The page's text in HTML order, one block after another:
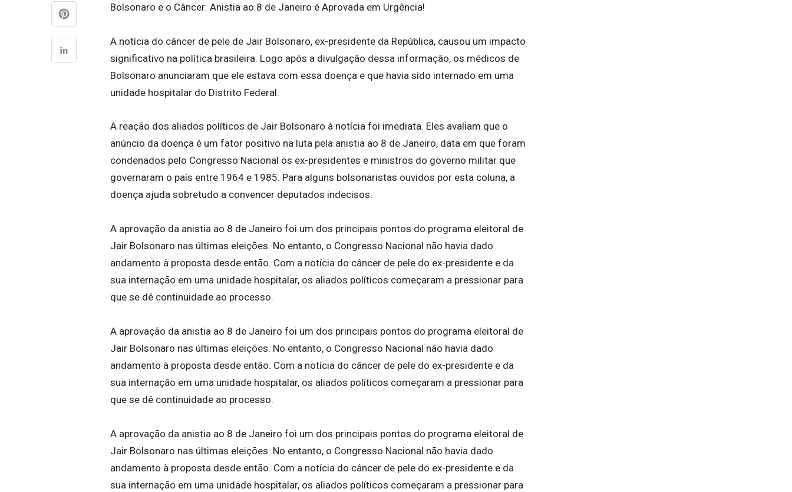
Bolsonaro e o Câncer: Anistia ao 8 de Janeiro é Aprovada em Urgência!
A notícia do câncer de pele de Jair Bolsonaro, ex-presidente da República, causou um impacto
significativo na política brasileira. Logo após a divulgação dessa informação, os médicos de
Bolsonaro anunciaram que ele estava com essa doença e que havia sido internado em uma
unidade hospitalar do Distrito Federal.
A reação dos aliados políticos de Jair Bolsonaro à notícia foi imediata. Eles avaliam que o
anúncio da doença é um fator positivo na luta pela anistia ao 8 de Janeiro, data em que foram
condenados pelo Congresso Nacional os ex-presidentes e ministros do governo militar que
governaram o país entre 1964 e 1985. Para alguns bolsonaristas ouvidos por esta coluna, a
doença ajuda sobretudo a convencer deputados indecisos.
A aprovação da anistia ao 8 de Janeiro foi um dos principais pontos do programa eleitoral de
Jair Bolsonaro nas últimas eleições. No entanto, o Congresso Nacional não havia dado
andamento à proposta desde então. Com a notícia do câncer de pele do ex-presidente e da
sua internação em uma unidade hospitalar, os aliados políticos começaram a pressionar para
que se dê continuidade ao processo.
A aprovação da anistia ao 8 de Janeiro foi um dos principais pontos do programa eleitoral de
Jair Bolsonaro nas últimas eleições. No entanto, o Congresso Nacional não havia dado
andamento à proposta desde então. Com a notícia do câncer de pele do ex-presidente e da
sua internação em uma unidade hospitalar, os aliados políticos começaram a pressionar para
que se dê continuidade ao processo.
A aprovação da anistia ao 8 de Janeiro foi um dos principais pontos do programa eleitoral de
Jair Bolsonaro nas últimas eleições. No entanto, o Congresso Nacional não havia dado
andamento à proposta desde então. Com a notícia do câncer de pele do ex-presidente e da
sua internação em uma unidade hospitalar, os aliados políticos começaram a pressionar para